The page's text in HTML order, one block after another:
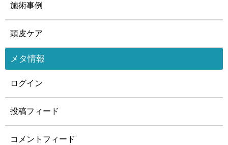
施術事例
頭皮ケア
メタ情報
ログイン
投稿フィード
コメントフィード